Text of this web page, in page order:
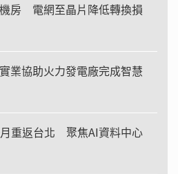
房 電網至晶片降低轉換損
業協助火力發電廠完成智慧
重返台北 聚焦AI資料中心